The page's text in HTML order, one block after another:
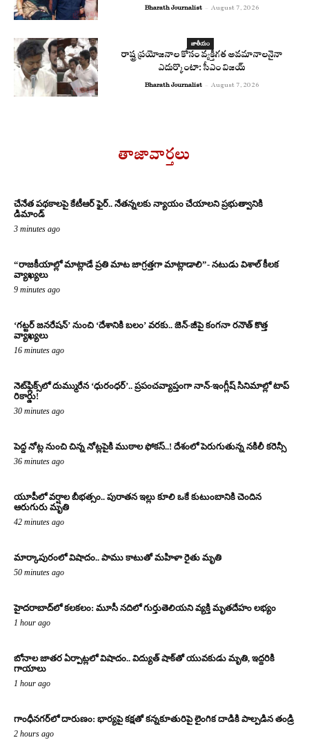
Bharath Journalist - August 7, 2026
జాతీయం
రాష్ట్ర ప్రయోజనాల కోసం వ్యక్తిగత అవమానాలనైనా
ఎదుర్కొంటా: సీఎం విజయ్
Bharath Journalist - August 7, 2026
తాజావార్తలు
చేనేత పథకాలపై కేటీఆర్ ఫైర్.. నేతన్నలకు న్యాయం చేయాలని ప్రభుత్వానికి
డిమాండ్
3 minutes ago
“రాజకీయాల్లో మాట్లాడే ప్రతి మాట జాగ్రత్తగా మాట్లాడాలి”- నటుడు విశాల్ కీలక
వ్యాఖ్యలు
9 minutes ago
‘గట్టర్ జనరేషన్’ నుంచి ‘దేశానికి బలం’ వరకు.. జెన్-జీపై కంగనా రనౌత్ కొత్త
వ్యాఖ్యలు
16 minutes ago
నెట్‌ఫ్లిక్స్‌లో దుమ్మురేన ‘ధురంధర్’.. ప్రపంచవ్యాప్తంగా నాన్-ఇంగ్లీష్ సినిమాల్లో టాప్
రికార్డు!
30 minutes ago
పెద్ద నోట్ల నుంచి చిన్న నోట్లపైకి ముఠాల ఫోకస్..! దేశంలో పెరుగుతున్న నకిలీ కరెన్సీ
36 minutes ago
యూపీలో వర్షాల బీభత్సం.. పురాతన ఇల్లు కూలి ఒకే కుటుంబానికి చెందిన
ఆరుగురు మృతి
42 minutes ago
మార్కాపురంలో విషాదం.. పాము కాటుతో మహిళా రైతు మృతి
50 minutes ago
హైదరాబాద్‌లో కలకలం: మూసీ నదిలో గుర్తుతెలియని వ్యక్తి మృతదేహం లభ్యం
1 hour ago
బోనాల జాతర ఏర్పాట్లలో విషాదం.. విద్యుత్ షాక్‌తో యువకుడు మృతి, ఇద్దరికి
గాయాలు
1 hour ago
గాంధీనగర్‌లో దారుణం: భార్యపై కక్షతో కన్నకూతురిపై లైంగిక దాడికి పాల్పడిన తండ్రి
2 hours ago